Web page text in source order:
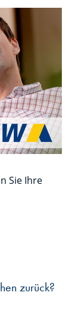
Sie Ihre
zurück?